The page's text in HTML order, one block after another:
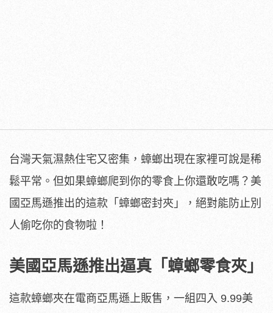
台灣天氣濕熱住宅又密集，蟑螂出現在家裡可說是稀
鬆平常。但如果蟑螂爬到你的零食上你還敢吃嗎？美
國亞馬遜推出的這款「蟑螂密封夾」，絕對能防止別
人偷吃你的食物啦！
美國亞馬遜推出逼真「蟑螂零食夾」
這款蟑螂夾在電商亞馬遜上販售，一組四入 9.99美